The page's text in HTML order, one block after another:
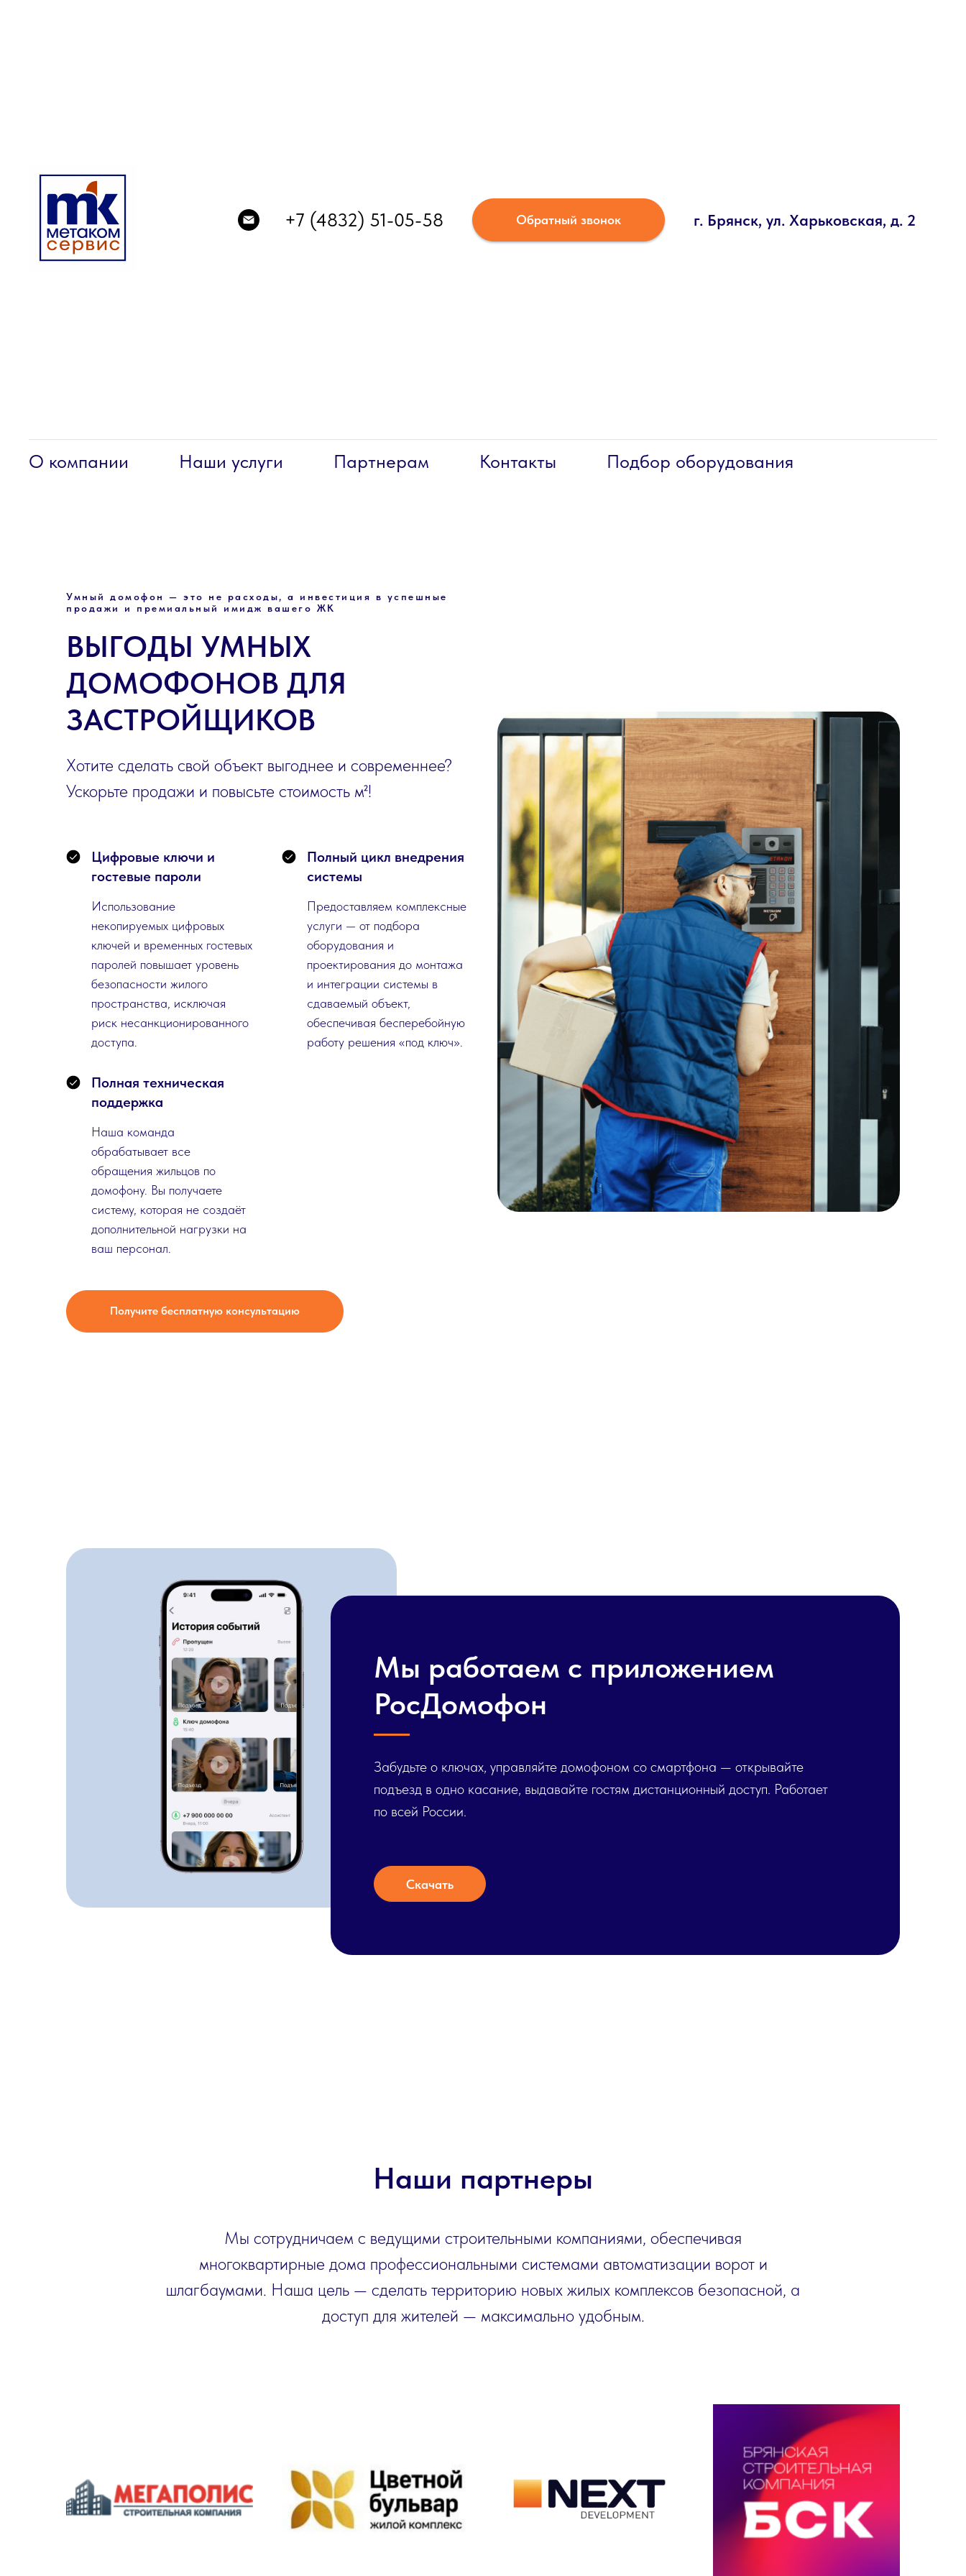
+7 (4832) 51-05-58 Обратный звонок г. Брянск, ул. Харьковская, д. 2
О компании Наши услуги Партнерам Контакты Подбор оборудования
Умный домофон — это не расходы, а инвестиция в успешные
продажи и премиальный имидж вашего ЖК
ВЫГОДЫ УМНЫХ
ДОМОФОНОВ ДЛЯ
ЗАСТРОЙЩИКОВ
Хотите сделать свой объект выгоднее и современнее?
Ускорьте продажи и повысьте стоимость м²!
Цифровые ключи и
гостевые пароли
Использование
некопируемых цифровых
ключей и временных гостевых
паролей повышает уровень
безопасности жилого
пространства, исключая
риск несанкционированного
доступа.
Полный цикл внедрения
системы
Предоставляем комплексные
услуги — от подбора
оборудования и
проектирования до монтажа
и интеграции системы в
сдаваемый объект,
обеспечивая бесперебойную
работу решения «под ключ».
Полная техническая
поддержка
Наша команда
обрабатывает все
обращения жильцов по
домофону. Вы получаете
систему, которая не создаёт
дополнительной нагрузки на
ваш персонал.
Получите бесплатную консультацию
Мы работаем с приложением
РосДомофон
Забудьте о ключах, управляйте домофоном со смартфона — открывайте
подъезд в одно касание, выдавайте гостям дистанционный доступ. Работает
по всей России.
Скачать
Наши партнеры
Мы сотрудничаем с ведущими строительными компаниями, обеспечивая
многоквартирные дома профессиональными системами автоматизации ворот и
шлагбаумами. Наша цель — сделать территорию новых жилых комплексов безопасной, а
доступ для жителей — максимально удобным.